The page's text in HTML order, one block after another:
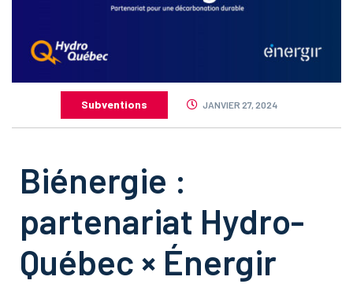
Subventions JANVIER 27, 2024
Biénergie :
partenariat Hydro-
Québec × Énergir